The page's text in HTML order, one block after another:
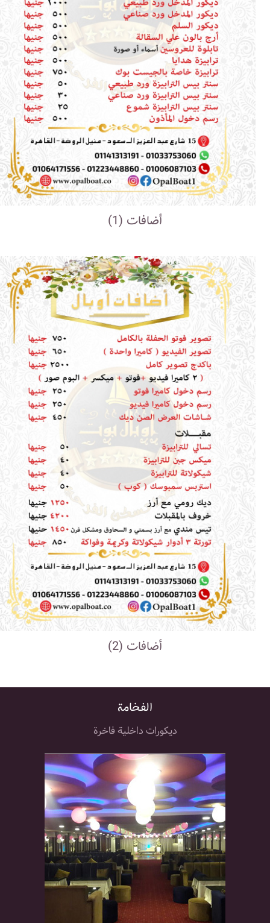
أضافات (1)
أضافات (2)
الفخامة
ديكورات داخلية فاخرة